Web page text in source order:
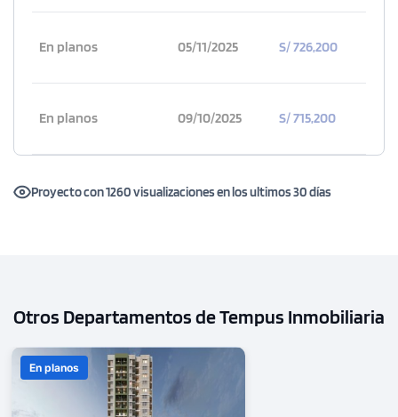
En planos 05/11/2025 S/ 726,200
En planos 09/10/2025 S/ 715,200
Proyecto con 1260 visualizaciones en los ultimos 30 días
Otros Departamentos de Tempus Inmobiliaria
En planos